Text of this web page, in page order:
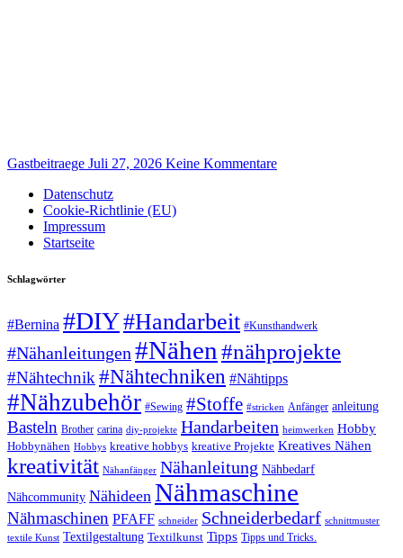
Gastbeitraege Juli 27, 2026 Keine Kommentare
Datenschutz
Cookie-Richtlinie (EU)
Impressum
Startseite
Schlagwörter
#Bernina #DIY#Handarbeit #Kunsthandwerk
#Nähanleitungen #Nähen #nähprojekte
#Nähtechnik #Nähtechniken #Nähtipps
#Nähzubehör #Sewing #Stoffe #stricken Anfänger anleitung
Basteln Brother carina diy-projekte Handarbeiten heimwerken Hobby
Hobbynähen Hobbys kreative hobbys kreative Projekte Kreatives Nähen
kreativität Nähanfänger Nähanleitung Nähbedarf
Nähcommunity Nähideen Nähmaschine
Nähmaschinen PFAFF schneider Schneiderbedarf schnittmuster
textile Kunst Textilgestaltung Textilkunst Tipps Tipps und Tricks.